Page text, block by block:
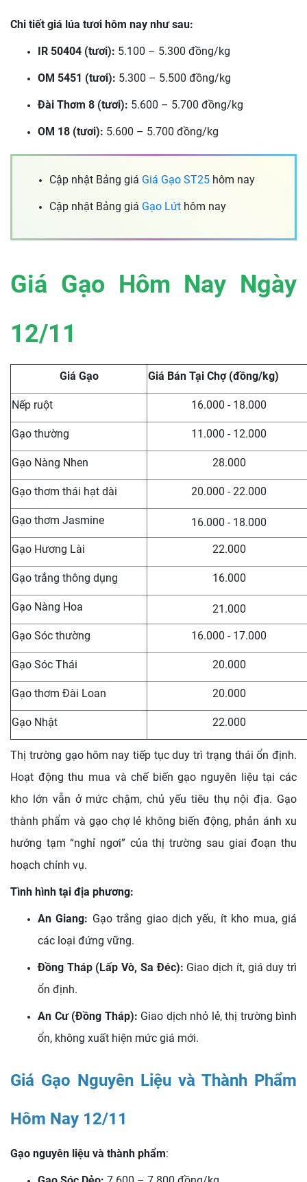
Chi tiết giá lúa tươi hôm nay như sau:
IR 50404 (tươi): 5.100 – 5.300 đồng/kg
OM 5451 (tươi): 5.300 – 5.500 đồng/kg
Đài Thơm 8 (tươi): 5.600 – 5.700 đồng/kg
OM 18 (tươi): 5.600 – 5.700 đồng/kg
Cập nhật Bảng giá Giá Gạo ST25 hôm nay
Cập nhật Bảng giá Gạo Lứt hôm nay
Giá Gạo Hôm Nay Ngày
12/11
Giá Gạo Giá Bán Tại Chợ (đồng/kg)
Nếp ruột 16.000 - 18.000
Gạo thường 11.000 - 12.000
Gạo Nàng Nhen 28.000
Gạo thơm thái hạt dài 20.000 - 22.000
Gạo thơm Jasmine 16.000 - 18.000
Gạo Hương Lài 22.000
Gạo trắng thông dụng 16.000
Gạo Nàng Hoa 21.000
Gạo Sóc thường 16.000 - 17.000
Gạo Sóc Thái 20.000
Gạo thơm Đài Loan 20.000
Gạo Nhật 22.000
Thị trường gạo hôm nay tiếp tục duy trì trạng thái ổn định.
Hoạt động thu mua và chế biến gạo nguyên liệu tại các
kho lớn vẫn ở mức chậm, chủ yếu tiêu thụ nội địa. Gạo
thành phẩm và gạo chợ lẻ không biến động, phản ánh xu
hướng tạm “nghỉ ngơi” của thị trường sau giai đoạn thu
hoạch chính vụ.
Tình hình tại địa phương:
An Giang: Gạo trắng giao dịch yếu, ít kho mua, giá
các loại đứng vững.
Đồng Tháp (Lấp Vò, Sa Đéc): Giao dịch ít, giá duy trì
ổn định.
An Cư (Đồng Tháp): Giao dịch nhỏ lẻ, thị trường bình
ổn, không xuất hiện mức giá mới.
Giá Gạo Nguyên Liệu và Thành Phẩm
Hôm Nay 12/11
Gạo nguyên liệu và thành phẩm: